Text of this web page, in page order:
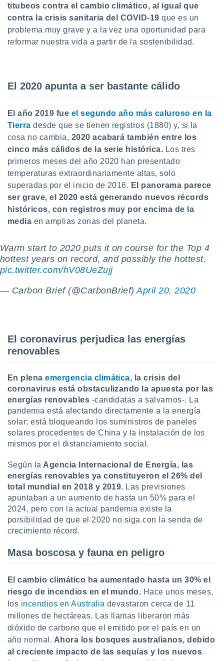
este sitio
IP
de
traten tus
en
interés
a lo que
Para
su
u
momento
en
en
en
de
un
o acceder
perfiles
crear un
uso de
la
contenido
la
el
o a través
de
de
uso de
con el
titubeos contra el cambio climático, al igual que
contra la crisis sanitaria del COVID-19 que es un
problema muy grave y a la vez una oportunidad para
reformar nuestra vida a partir de la sostenibilidad.
El 2020 apunta a ser bastante cálido
El año 2019 fue el segundo año más caluroso en la
Tierra desde que se tienen registros (1880) y, si la
cosa no cambia, 2020 acabará también entre los
cinco más cálidos de la serie histórica. Los tres
primeros meses del año 2020 han presentado
temperaturas extraordinariamente altas, solo
superadas por el inicio de 2016. E l panorama parece
ser grave, el 2020 está generando nuevos récords
históricos, con registros muy por encima de la
media en amplias zonas del planeta.
Warm start to 2020 puts it on course for the Top 4
hottest years on record, and possibly the hottest.
pic.twitter.com/hV08UeZujj
— Carbon Brief (@CarbonBrief)April 20, 2020
El coronavirus perjudica las energías
renovables
En plenaemergencia climática, la crisis del
coronavirus está obstaculizando la apuesta por las
energías renovables -candidatas a salvarnos-. La
pandemia está afectando directamente a la energía
solar; está bloqueando los suministros de paneles
solares procedentes de China y la instalación de los
mismos por el distanciamiento social.
Según la Agencia Internacional de Energía, las
energías renovables ya constituyeron el 26% del
total mundial en 2018 y 2019. Las previsiones
apuntaban a un aumento de hasta un 50% para el
2024, pero con la actual pandemia existe la
porsibilidad de que el 2020 no siga con la senda de
crecimiento récord.
Masa boscosa y fauna en peligro
El cambio climático ha aumentado hasta un 30% el
riesgo de incendios en el mundo. Hace unos meses,
los incendios en Australia devastaron cerca de 11
millones de hectáreas. Las llamas liberaron más
dióxido de carbono que el emitido por el país en un
año normal. Ahora los bosques australianos, debido
al creciente impacto de las sequías y los nuevos